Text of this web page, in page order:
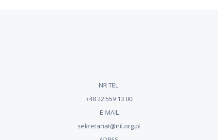
NR TEL.
+48 22 559 13 00
E-MAIL
sekretariat@nil.org.pl